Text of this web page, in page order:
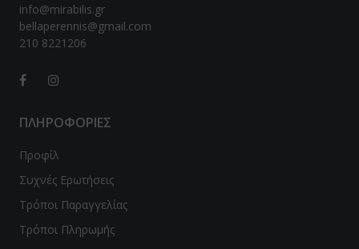
info@mirabilis.gr
bellaperennis@gmail.com
210 8221206
ΠΛΗΡΟΦΟΡΙΕΣ
Προφίλ
Συχνές Ερωτήσεις
Τρόποι Παραγγελίας
Τρόποι Πληρωμής